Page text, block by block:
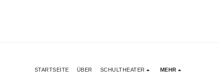
STARTSEITE ÜBER SCHULTHEATER MEHR